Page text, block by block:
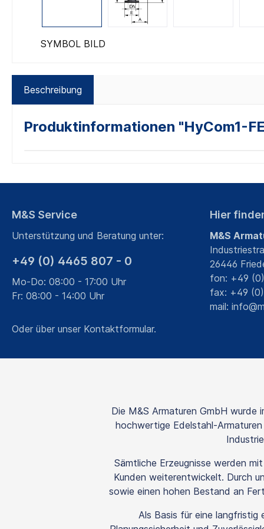
SYMBOL BILD
Beschreibung
Produktinformationen "HyCom1-
M&S Service
Unterstützung und Beratung unter:
+49 (0) 4465 807 - 0
Mo-Do: 08:00 - 17:00 Uhr
Fr: 08:00 - 14:00 Uhr
Oder über unser Kontaktformular.
Hier
M&S
26446
fon: +49
fax: +49
mail:
Die M&S Armaturen GmbH
hochwertige Edelstahl-
Sämtliche Erzeugnisse werden
Kunden weiterentwickelt. Durch
sowie einen hohen Bestand an
Als Basis für eine langfristig